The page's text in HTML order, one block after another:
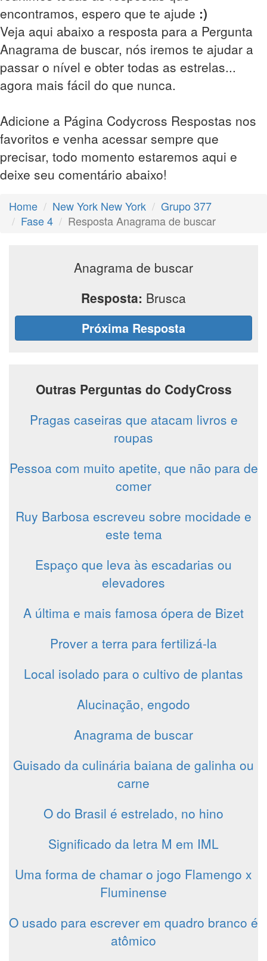
encontramos, espero que te ajude :)
Veja aqui abaixo a resposta para a Pergunta
Anagrama de buscar, nós iremos te ajudar a
passar o nível e obter todas as estrelas...
agora mais fácil do que nunca.
Adicione a Página Codycross Respostas nos
favoritos e venha acessar sempre que
precisar, todo momento estaremos aqui e
deixe seu comentário abaixo!
Home New York New York
Grupo 377
Fase 4
Resposta Anagrama de buscar
Anagrama de buscar
Resposta: Brusca
Próxima Resposta
Outras Perguntas do CodyCross
Pragas caseiras que atacam livros e
roupas
Pessoa com muito apetite, que não para de
comer
Ruy Barbosa escreveu sobre mocidade e
este tema
Espaço que leva às escadarias ou
elevadores
A última e mais famosa ópera de Bizet
Prover a terra para fertilizá-la
Local isolado para o cultivo de plantas
Alucinação, engodo
Anagrama de buscar
Guisado da culinária baiana de galinha ou
carne
O do Brasil é estrelado, no hino
Significado da letra M em IML
Uma forma de chamar o jogo Flamengo x
Fluminense
O usado para escrever em quadro branco é
atômico